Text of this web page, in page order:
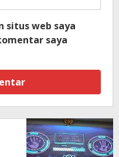
situs web saya
saya